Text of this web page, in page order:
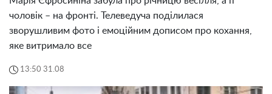
чоловік – на фронті. Телеведуча поділилася
зворушливим фото і емоційним дописом про кохання,
яке витримало все
13:50 31.08